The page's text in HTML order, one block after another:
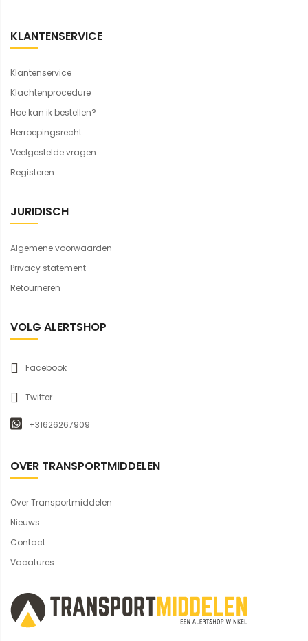
KLANTENSERVICE
Klantenservice
Klachtenprocedure
Hoe kan ik bestellen?
Herroepingsrecht
Veelgestelde vragen
Registeren
JURIDISCH
Algemene voorwaarden
Privacy statement
Retourneren
VOLG ALERTSHOP
Facebook
Twitter
+31626267909
OVER TRANSPORTMIDDELEN
Over Transportmiddelen
Nieuws
Contact
Vacatures